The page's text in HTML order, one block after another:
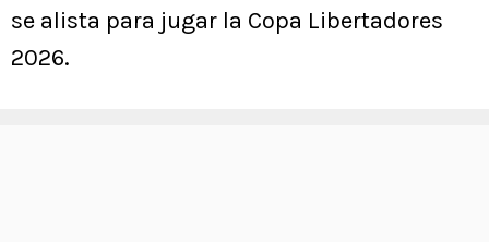
se alista para jugar la Copa Libertadores
2026.